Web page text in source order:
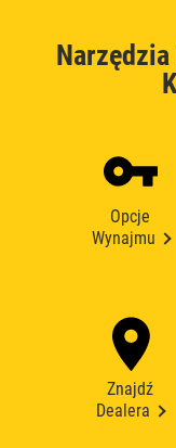
Opcje
Wynajmu
Znajdź
Dealera